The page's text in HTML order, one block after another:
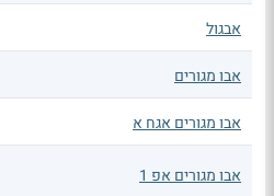
אבגול
אבו מגורים
אבו מגורים אגח א
אבו מגורים אפ 1